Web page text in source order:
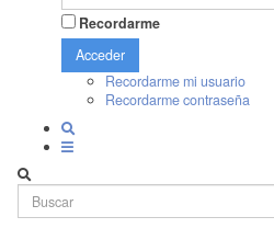
Recordarme
Acceder
Recordarme mi usuario
Recordarme contraseña